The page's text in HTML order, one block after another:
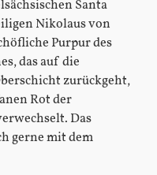
Santa
Nikolaus von
Purpur des
das auf die
zurückgeht,
Rot der
Das
gerne mit dem